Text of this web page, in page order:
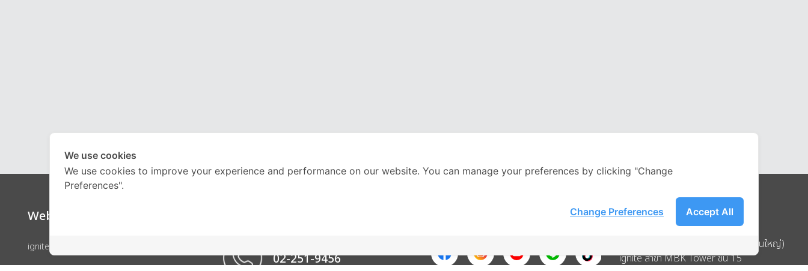
Website
ignite by OnDemand
02-251-9456
Address
บริษัท อิกไนท์ เอ สตาร์ จำกัด (สำนักงานใหญ่)
ignite สาขา MBK Tower ชั้น 15
We use cookies
We use cookies to improve your experience and performance on our website. You can manage your preferences by clicking "Change
Preferences".
Accept All
Change Preferences